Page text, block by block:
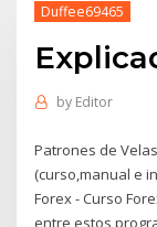
Duffee69465
by Editor
Patrones de
(curso,manual e
Forex - Curso
entre estos